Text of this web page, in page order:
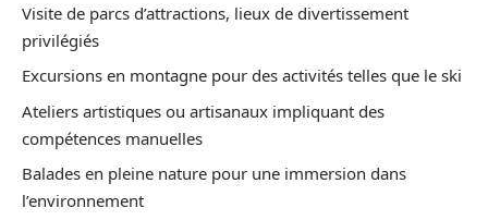
Visite de parcs d’attractions, lieux de divertissement
privilégiés
Excursions en montagne pour des activités telles que le ski
Ateliers artistiques ou artisanaux impliquant des
compétences manuelles
Balades en pleine nature pour une immersion dans
l’environnement